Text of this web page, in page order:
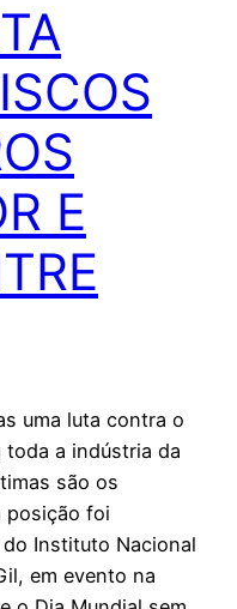
E
uma luta contra o
a indústria da
são os
posição foi
Instituto Nacional
em evento na